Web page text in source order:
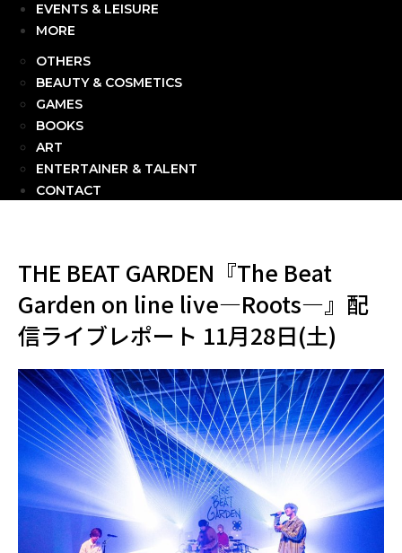
EVENTS & LEISURE
MORE
OTHERS
BEAUTY & COSMETICS
GAMES
BOOKS
ART
ENTERTAINER & TALENT
CONTACT
THE BEAT GARDEN『The Beat
Garden on line live―Roots―』配
信ライブレポート 11月28日(土)